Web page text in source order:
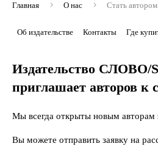
Главная О нас Стать автором
Об издательстве Контакты Где
Издательство СЛОВО/
приглашает авторов к
Мы всегда открыты новым
Вы можете отправить заявку на